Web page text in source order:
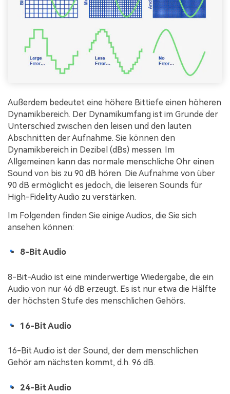
Außerdem bedeutet eine höhere Bittiefe einen höheren
Dynamikbereich. Der Dynamikumfang ist im Grunde der
Unterschied zwischen den leisen und den lauten
Abschnitten der Aufnahme. Sie können den
Dynamikbereich in Dezibel (dBs) messen. Im
Allgemeinen kann das normale menschliche Ohr einen
Sound von bis zu 90 dB hören. Die Aufnahme von über
90 dB ermöglicht es jedoch, die leiseren Sounds für
High-Fidelity Audio zu verstärken.
Im Folgenden finden Sie einige Audios, die Sie sich
ansehen können:
8-Bit Audio
8-Bit-Audio ist eine minderwertige Wiedergabe, die ein
Audio von nur 46 dB erzeugt. Es ist nur etwa die Hälfte
der höchsten Stufe des menschlichen Gehörs.
16-Bit Audio
16-Bit Audio ist der Sound, der dem menschlichen
Gehör am nächsten kommt, d.h. 96 dB.
24-Bit Audio